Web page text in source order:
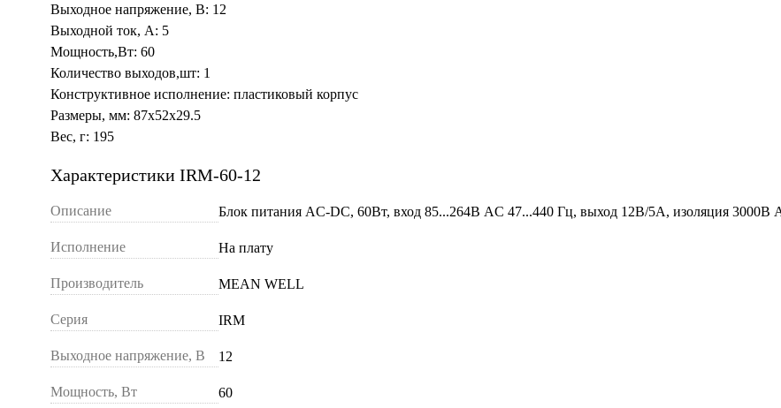
Выходное напряжение, В: 12
Выходной ток, А: 5
Мощность,Вт: 60
Количество выходов,шт: 1
Конструктивное исполнение: пластиковый корпус
Размеры, мм: 87x52x29.5
Вес, г: 195
Характеристики IRM-60-12
Описание Блок питания AC-DC, 60Вт, вход 85...264В AC 47...440 Гц, выход 12В/5А, изоляция 3000В
Исполнение На плату
Производитель MEAN WELL
Серия IRM
Выходное напряжение, В 12
Мощность, Вт 60